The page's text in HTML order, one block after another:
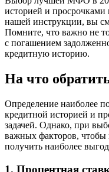
историей и
нашей инструкции, вы
Помните, что важно не
с погашением
кредитную историю.
На что
Определение наиболее
кредитной историей и
задачей. Однако, при
важных факторов, чтобы
получить наиболее
1. Процентная